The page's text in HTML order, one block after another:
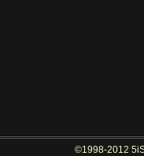
©1998-2012